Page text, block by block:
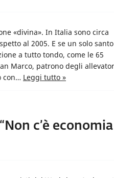
«divina». In Italia sono circa
al 2005. E se un solo santo
a tutto tondo, come le 65
Marco, patrono degli
con… Leggi tutto »
c’è economia